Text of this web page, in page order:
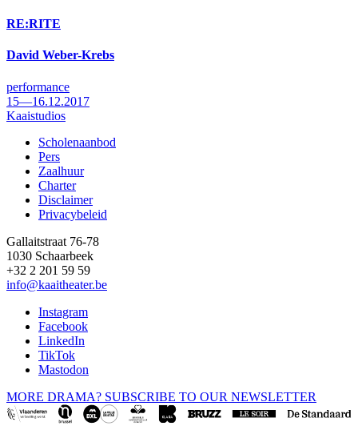
RE:RITE
David Weber-Krebs
performance
15—16.12.2017
Kaaistudios
Footer
Scholenaanbod
Pers
Zaalhuur
Charter
Disclaimer
Privacybeleid
Gallaitstraat 76-78
1030 Schaarbeek
+32 2 201 59 59
info@kaaitheater.be
Instagram
Facebook
LinkedIn
TikTok
Mastodon
MORE DRAMA? SUBSCRIBE TO OUR NEWSLETTER